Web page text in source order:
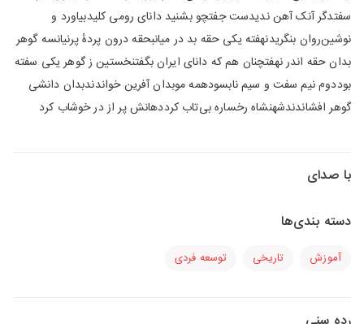
سفتدگر آنک آهن ندیدست جفتچو بشنید دانای رومی کلیدبیاورد و
نوشین‌روان بنگریدنهفته یکی حقه بد در میانبحقه درون پردهٔ پرنیانسه گوهر
بدان حقه اندر نهفتچنان هم که دانای ایران بگفتنخستین ز گوهر یکی سفته
بوددوم نیم سفت و سیم نابسودهمه موبدان آفرین خواندندبدان دانشی
گوهر افشاندندشهنشاه رخساره بی‌تاب کرددهانش پر از در خوشاب کرد
با صدای
دسته بندی‌ها
آموزش تاریخی توسعه فردی